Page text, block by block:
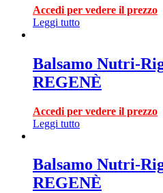
Accedi per vedere il prezzo
Leggi tutto
Balsamo Nutri-
REGENÈ
Accedi per vedere il prezzo
Leggi tutto
Balsamo Nutri-
REGENÈ